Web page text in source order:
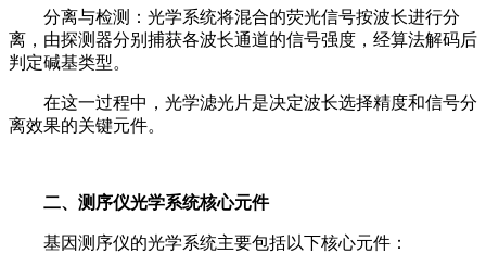
分离与检测：光学系统将混合的荧光信号按波长进行分
离，由探测器分别捕获各波长通道的信号强度，经算法解码后
判定碱基类型。
在这一过程中，光学滤光片是决定波长选择精度和信号分
离效果的关键元件。
二、测序仪光学系统核心元件
基因测序仪的光学系统主要包括以下核心元件：